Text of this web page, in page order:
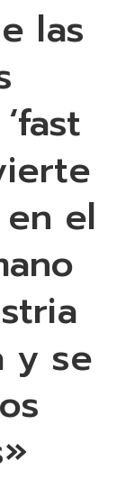
las
el
y se